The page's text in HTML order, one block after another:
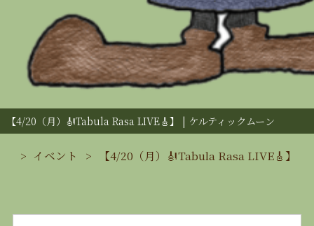
【4/20（月）🎻Tabula Rasa LIVE🎸】 | ケルティックムーン
イベント 【4/20（月）🎻Tabula Rasa LIVE🎸】